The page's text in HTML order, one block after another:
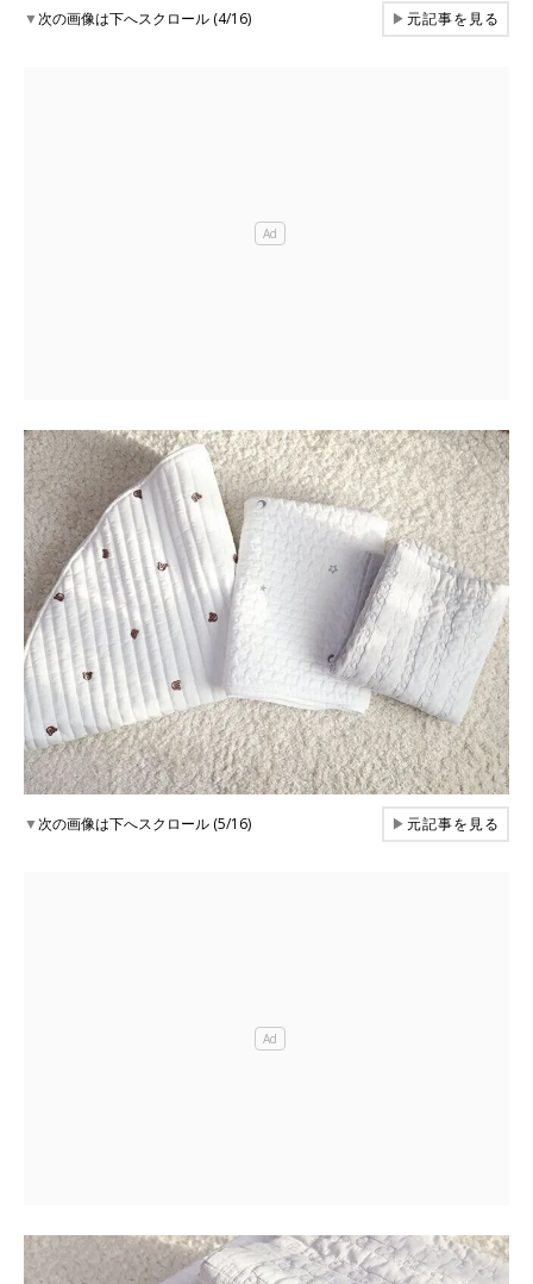
▼次の画像は下へスクロール (4/16) ▶元記事を見る
▼次の画像は下へスクロール (5/16) ▶元記事を見る